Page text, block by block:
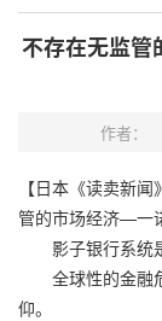
不存在无监管
作者：
【日本《读卖新
管的市场经济—一
影子银行系统
全球性的金融危
仰。